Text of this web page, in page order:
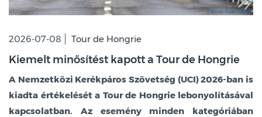
2026-07-08 Tour de Hongrie
Kiemelt minősítést kapott a Tour de Hongrie
A Nemzetközi Kerékpáros Szövetség (UCI) 2026-ban is
kiadta értékelését a Tour de Hongrie lebonyolításával
kapcsolatban. Az esemény minden kategóriában